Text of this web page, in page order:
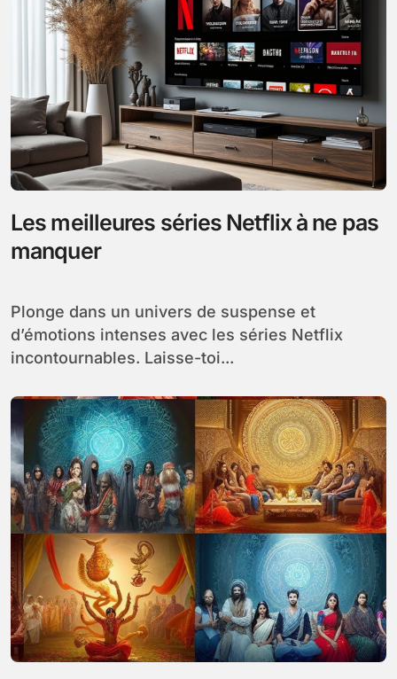
Les meilleures séries Netflix à ne pas
manquer
Plonge dans un univers de suspense et
d’émotions intenses avec les séries Netflix
incontournables. Laisse-toi...